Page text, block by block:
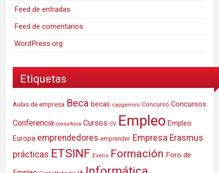
Feed de entradas
Feed de comentarios
WordPress.org
Etiquetas
Aulas de empresa Beca becas capgemini Concurso Concursos
Conferencia consultoria Cursos CV Empleo Empleo
Europa emprendedores emprender Empresa Erasmus
prácticas ETSINF Everis Formación Foro de